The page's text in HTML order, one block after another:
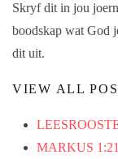
Skryf dit in jou
boodskap wat God
dit uit.
VIEW ALL
MARKUS